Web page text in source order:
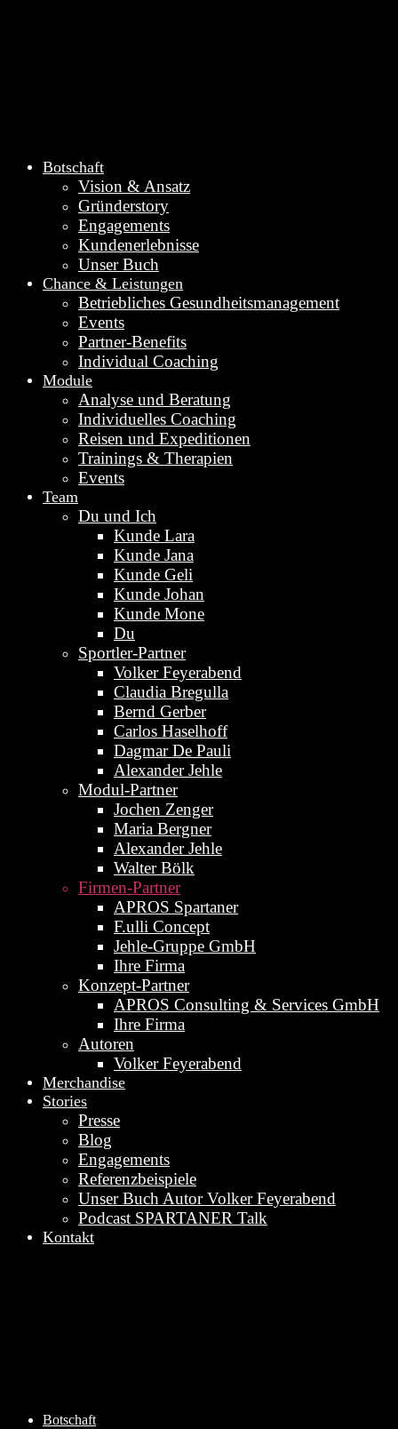
Botschaft
Vision & Ansatz
Gründerstory
Engagements
Kundenerlebnisse
Unser Buch
Chance & Leistungen
Betriebliches Gesundheitsmanagement
Events
Partner-Benefits
Individual Coaching
Module
Analyse und Beratung
Individuelles Coaching
Reisen und Expeditionen
Trainings & Therapien
Events
Team
Du und Ich
Kunde Lara
Kunde Jana
Kunde Geli
Kunde Johan
Kunde Mone
Du
Sportler-Partner
Volker Feyerabend
Claudia Bregulla
Bernd Gerber
Carlos Haselhoff
Dagmar De Pauli
Alexander Jehle
Modul-Partner
Jochen Zenger
Maria Bergner
Alexander Jehle
Walter Bölk
Firmen-Partner
APROS Spartaner
F.ulli Concept
Jehle-Gruppe GmbH
Ihre Firma
Konzept-Partner
APROS Consulting & Services GmbH
Ihre Firma
Autoren
Volker Feyerabend
Merchandise
Stories
Presse
Blog
Engagements
Referenzbeispiele
Unser Buch Autor Volker Feyerabend
Podcast SPARTANER Talk
Kontakt
Botschaft